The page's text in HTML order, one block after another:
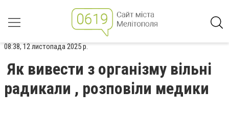
08:38, 12 листопада 2025 р.
Як вивести з організму вільні
радикали , розповіли медики